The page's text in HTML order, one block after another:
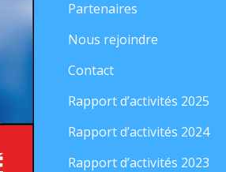
Partenaires
Nous rejoindre
Contact
Rapport d’activités 2025
Rapport d’activités 2024
Rapport d’activités 2023